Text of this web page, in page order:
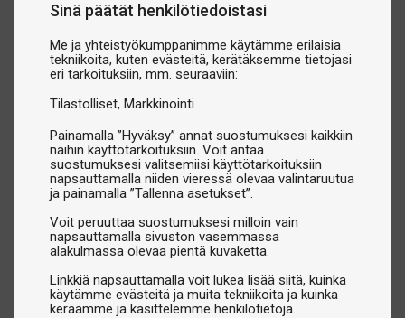
Sinä päätät henkilötiedoistasi
Me ja yhteistyökumppanimme käytämme erilaisia
tekniikoita, kuten evästeitä, kerätäksemme tietojasi
eri tarkoituksiin, mm. seuraaviin:
Tilastolliset Markkinointi
Painamalla ”Hyväksy” annat suostumuksesi kaikkiin
näihin käyttötarkoituksiin. Voit antaa
suostumuksesi valitsemiisi käyttötarkoituksiin
napsauttamalla niiden vieressä olevaa valintaruutua
ja painamalla ”Tallenna asetukset”.
Voit peruuttaa suostumuksesi milloin vain
napsauttamalla sivuston vasemmassa
alakulmassa olevaa pientä kuvaketta.
Linkkiä napsauttamalla voit lukea lisää siitä, kuinka
käytämme evästeitä ja muita tekniikoita ja kuinka